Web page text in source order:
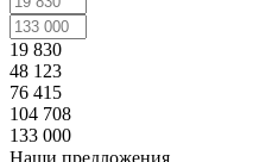
19 830
48 123
76 415
104 708
133 000
Наши предложения